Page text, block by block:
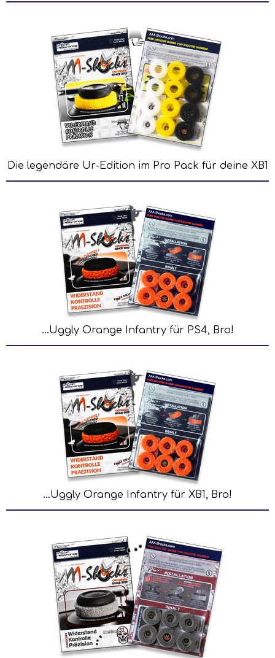
Die legendäre Ur-Edition im Pro Pack für deine XB1
...Uggly Orange Infantry für PS4, Bro!
...Uggly Orange Infantry für XB1, Bro!